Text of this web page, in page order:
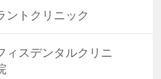
ントクリニック
ィスデンタルクリニ